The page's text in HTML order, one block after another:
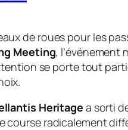
de roues pour les
Meeting, l’événement
se porte tout
Heritage a sorti
course radicalement